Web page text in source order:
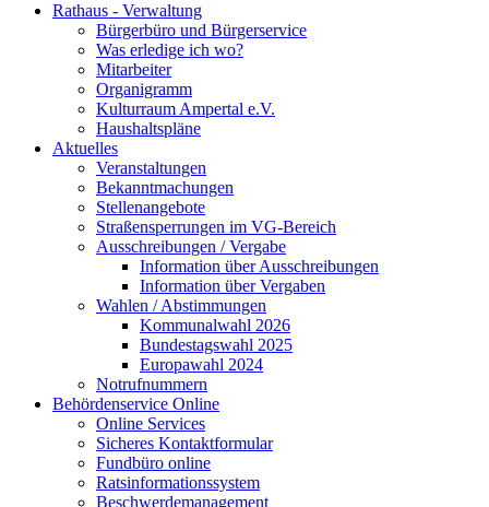
Rathaus - Verwaltung
Bürgerbüro und Bürgerservice
Was erledige ich wo?
Mitarbeiter
Organigramm
Kulturraum Ampertal e.V.
Haushaltspläne
Aktuelles
Veranstaltungen
Bekanntmachungen
Stellenangebote
Straßensperrungen im VG-Bereich
Ausschreibungen / Vergabe
Information über Ausschreibungen
Information über Vergaben
Wahlen / Abstimmungen
Kommunalwahl 2026
Bundestagswahl 2025
Europawahl 2024
Notrufnummern
Behördenservice Online
Online Services
Sicheres Kontaktformular
Fundbüro online
Ratsinformationssystem
Beschwerdemanagement